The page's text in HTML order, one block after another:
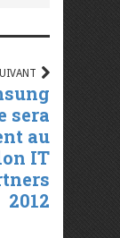
sera
au
IT
2012